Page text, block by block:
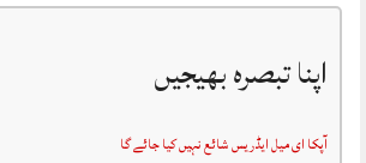
اپنا تبصرہ بھیجیں
آپکا ای میل ایڈریس شائع نہیں کیا جائے گا